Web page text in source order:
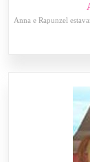
Anna e Rapunzel